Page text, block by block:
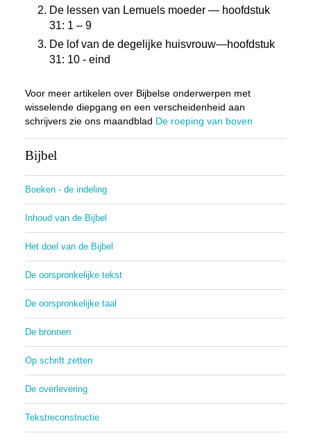
De lessen van Lemuels moeder — hoofdstuk
31: 1 – 9
De lof van de degelijke huisvrouw—hoofdstuk
31: 10 - eind
Voor meer artikelen over Bijbelse onderwerpen met
wisselende diepgang en een verscheidenheid aan
schrijvers zie ons maandblad De roeping van boven
Bijbel
Boeken - de indeling
Inhoud van de Bijbel
Het doel van de Bijbel
De oorspronkelijke tekst
De oorspronkelijke taal
De bronnen
Op schrift zetten
De overlevering
Tekstreconstructie